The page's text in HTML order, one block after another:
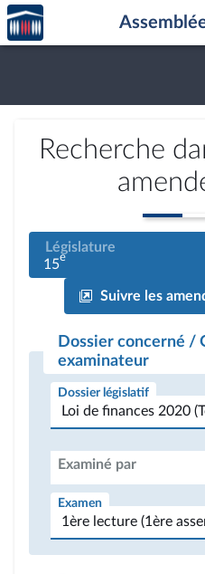
Aller au contenu
Aller en bas de la page
Accèder
à la
page
Recherche
Législature
15e
Suivre les
Dossier concerné /
examinateur
Dossier législatif
Examiné par
Examen